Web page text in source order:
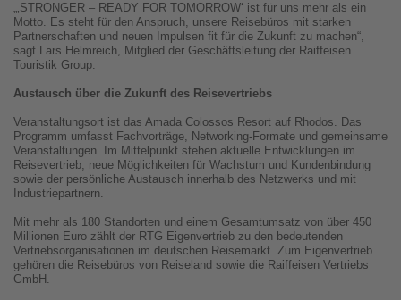
„‚STRONGER – READY FOR TOMORROW‘ ist für uns mehr als ein
Motto. Es steht für den Anspruch, unsere Reisebüros mit starken
Partnerschaften und neuen Impulsen fit für die Zukunft zu machen“,
sagt Lars Helmreich, Mitglied der Geschäftsleitung der Raiffeisen
Touristik Group.
Austausch über die Zukunft des Reisevertriebs
Veranstaltungsort ist das Amada Colossos Resort auf Rhodos. Das
Programm umfasst Fachvorträge, Networking-Formate und gemeinsame
Veranstaltungen. Im Mittelpunkt stehen aktuelle Entwicklungen im
Reisevertrieb, neue Möglichkeiten für Wachstum und Kundenbindung
sowie der persönliche Austausch innerhalb des Netzwerks und mit
Industriepartnern.
Mit mehr als 180 Standorten und einem Gesamtumsatz von über 450
Millionen Euro zählt der RTG Eigenvertrieb zu den bedeutenden
Vertriebsorganisationen im deutschen Reisemarkt. Zum Eigenvertrieb
gehören die Reisebüros von Reiseland sowie die Raiffeisen Vertriebs
GmbH.